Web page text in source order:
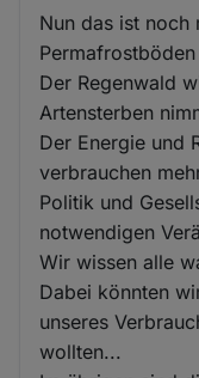
Nun das ist noch
Der Regenwald
Artensterben
Der Energie und
verbrauchen
Politik und
notwendigen
Wir wissen alle
Dabei könnten
unseres
wollten...